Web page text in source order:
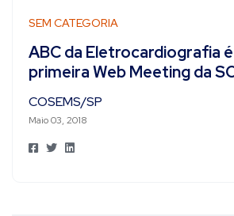
SEM CATEGORIA
ABC da Eletrocardiografia
primeira Web Meeting da
COSEMS/SP
Maio 03, 2018